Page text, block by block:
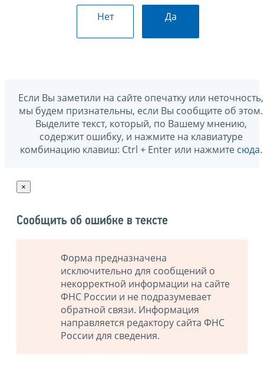
Нет Да
Если Вы заметили на сайте опечатку или неточность,
мы будем признательны, если Вы сообщите об этом.
Выделите текст, который, по Вашему мнению,
содержит ошибку, и нажмите на клавиатуре
комбинацию клавиш: Ctrl + Enter или нажмите сюда.
×
Сообщить об ошибке в тексте
Форма предназначена
исключительно для сообщений о
некорректной информации на сайте
ФНС России и не подразумевает
обратной связи. Информация
направляется редактору сайта ФНС
России для сведения.